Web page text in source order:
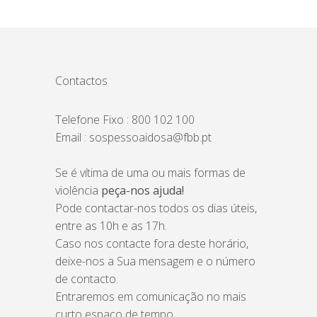
Contactos
Telefone Fixo : 800 102 100
Email : sospessoaidosa@fbb.pt
Se é vítima de uma ou mais formas de
violência peça-nos ajuda!
Pode contactar-nos todos os dias úteis,
entre as 10h e as 17h.
Caso nos contacte fora deste horário,
deixe-nos a Sua mensagem e o número
de contacto.
Entraremos em comunicação no mais